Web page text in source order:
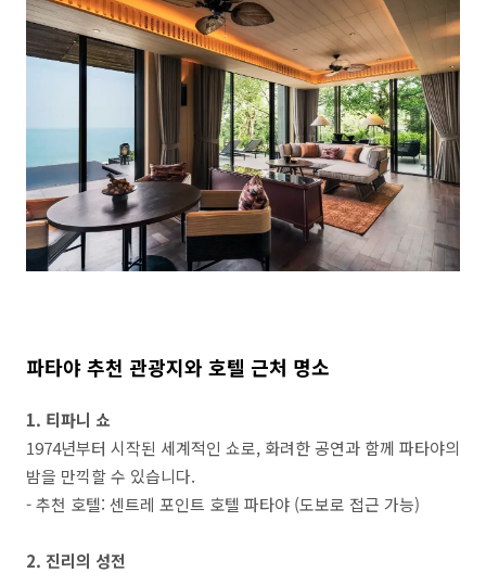
파타야 추천 관광지와 호텔 근처 명소
1. 티파니 쇼
1974년부터 시작된 세계적인 쇼로, 화려한 공연과 함께 파타야의
밤을 만끽할 수 있습니다.
- 추천 호텔: 센트레 포인트 호텔 파타야 (도보로 접근 가능)
2. 진리의 성전